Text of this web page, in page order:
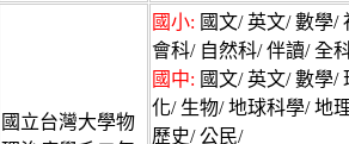
國立台灣大學物
國小: 國文/ 英文/ 數學/
會科/ 自然科/ 伴讀/ 全
國中: 國文/ 英文/ 數學/
化/ 生物/ 地球科學/ 地
歷史/ 公民/